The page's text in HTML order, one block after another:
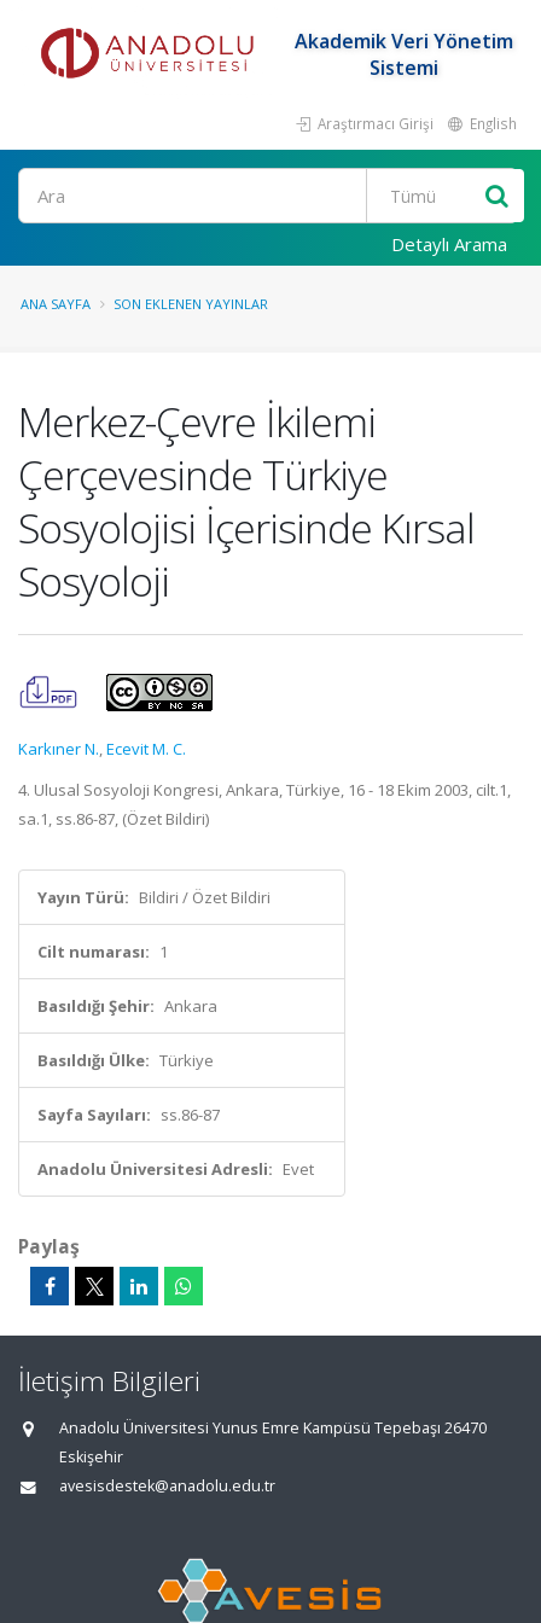
Akademik Veri Yönetim
Sistemi
Araştırmacı Girişi English
Ara
Detaylı Arama
ANA SAYFA SON EKLENEN YAYINLAR
Merkez-Çevre İkilemi
Çerçevesinde Türkiye
Sosyolojisi İçerisinde Kırsal
Sosyoloji
Karkıner N.,Ecevit M. C.
4. Ulusal Sosyoloji Kongresi, Ankara, Türkiye, 16 - 18 Ekim 2003, cilt.1,
sa.1, ss.86-87, (Özet Bildiri)
Yayın Türü: Bildiri / Özet Bildiri
Cilt numarası: 1
Basıldığı Şehir: Ankara
Basıldığı Ülke: Türkiye
Sayfa Sayıları: ss.86-87
Anadolu Üniversitesi Adresli: Evet
Paylaş
İletişim Bilgileri
Anadolu Üniversitesi Yunus Emre Kampüsü Tepebaşı 26470
Eskişehir
avesisdestek@anadolu.edu.tr